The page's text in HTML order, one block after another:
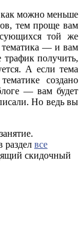
как можно меньше
тем проще вам
той же
тематика — и вам
получить,
А если тема
создано
— вам будет
Но ведь вы
раздел все
скидочный